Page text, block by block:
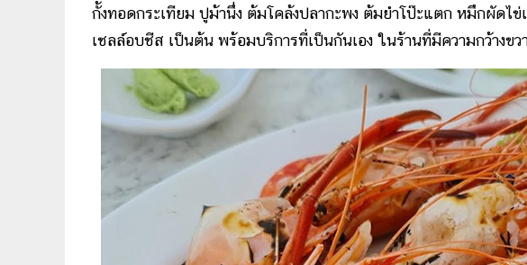
กั้งทอดกระเทียม ปูม้านึ่ง ต้มโคล้งปลากะพง ต้มยำโป๊ะแตก หมึกผัดไ
เชลล์อบชีส เป็นต้น พร้อมบริการที่เป็นกันเอง ในร้านที่มีความกว้างขว